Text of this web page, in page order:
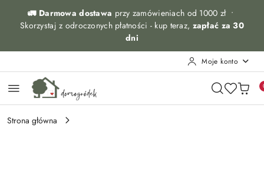
Przejdź do treści głównej
Przejdź do wyszukiwarki
Przejdź do moje konto
Przejdź do menu głównego
Przejdź do opisu produktu
Przejdź do stopki
🚛 Darmowa dostawa przy zamówieniach od 1000 zł •
Skorzystaj z odroczonych płatności - kup teraz, zapłać za 30
dni
Moje konto
Strona główna